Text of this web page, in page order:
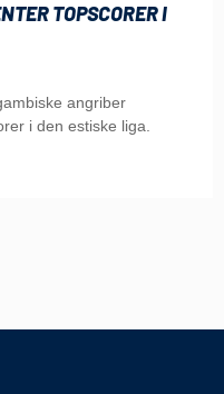
TOPSCORER I
angriber
i den estiske liga.